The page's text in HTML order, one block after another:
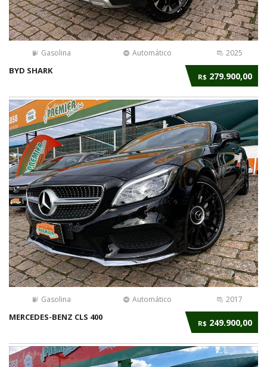
Gasolina Automático 2025
R$ 279.900,00
BYD SHARK
Gasolina Automático 2017
R$ 249.900,00
MERCEDES-BENZ CLS 400